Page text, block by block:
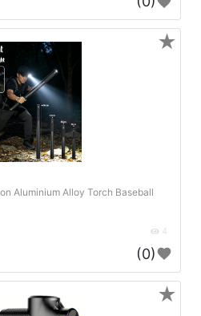
Aluminium Alloy Torch Baseball
4
(0)
★
★